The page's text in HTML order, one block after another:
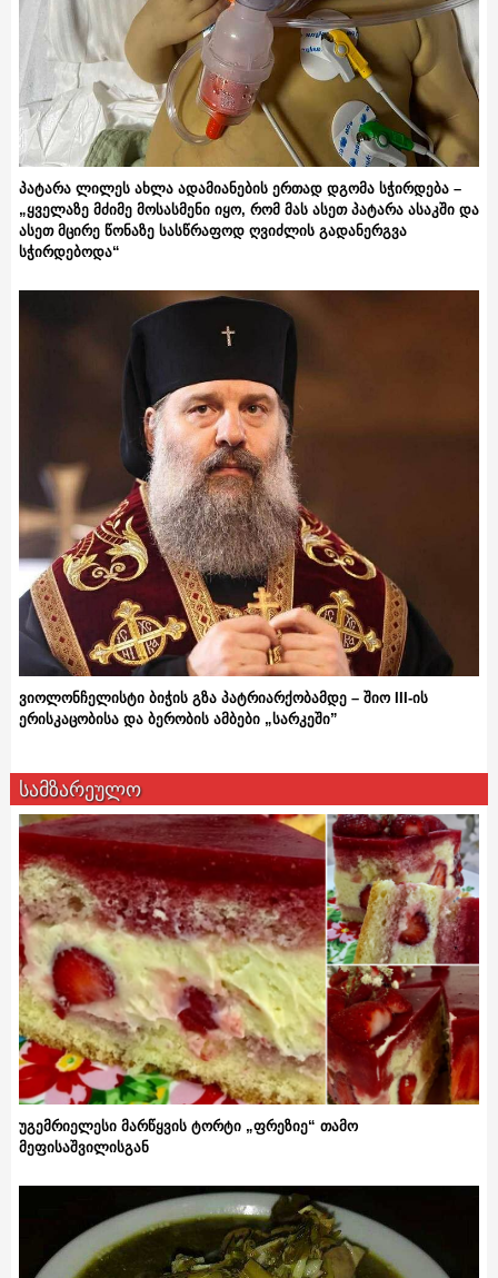
პატარა ლილეს ახლა ადამიანების ერთად დგომა სჭირდება –
„ყველაზე მძიმე მოსასმენი იყო, რომ მას ასეთ პატარა ასაკში და
ასეთ მცირე წონაზე სასწრაფოდ ღვიძლის გადანერგვა
სჭირდებოდა“
ვიოლონჩელისტი ბიჭის გზა პატრიარქობამდე – შიო III-ის
ერისკაცობისა და ბერობის ამბები „სარკეში”
სამზარეულო
უგემრიელესი მარწყვის ტორტი „ფრეზიე“ თამო
მეფისაშვილისგან